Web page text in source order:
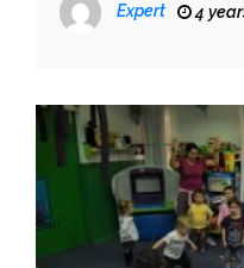
सीमा पात्रा
Expert 4